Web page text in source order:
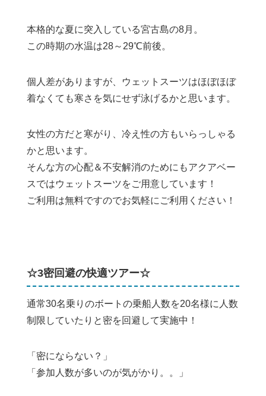
本格的な夏に突入している宮古島の8月。
この時期の水温は28～29℃前後。
個人差がありますが、ウェットスーツはほぼほぼ
着なくても寒さを気にせず泳げるかと思います。
女性の方だと寒がり、冷え性の方もいらっしゃる
かと思います。
そんな方の心配＆不安解消のためにもアクアベー
スではウェットスーツをご用意しています！
ご利用は無料ですのでお気軽にご利用ください！
☆3密回避の快適ツアー☆
通常30名乗りのボートの乗船人数を20名様に人数
制限していたりと密を回避して実施中！
「密にならない？」
「参加人数が多いのが気がかり。。」